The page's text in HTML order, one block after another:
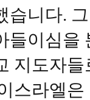
습니다.
들이심을
지도자
스라엘